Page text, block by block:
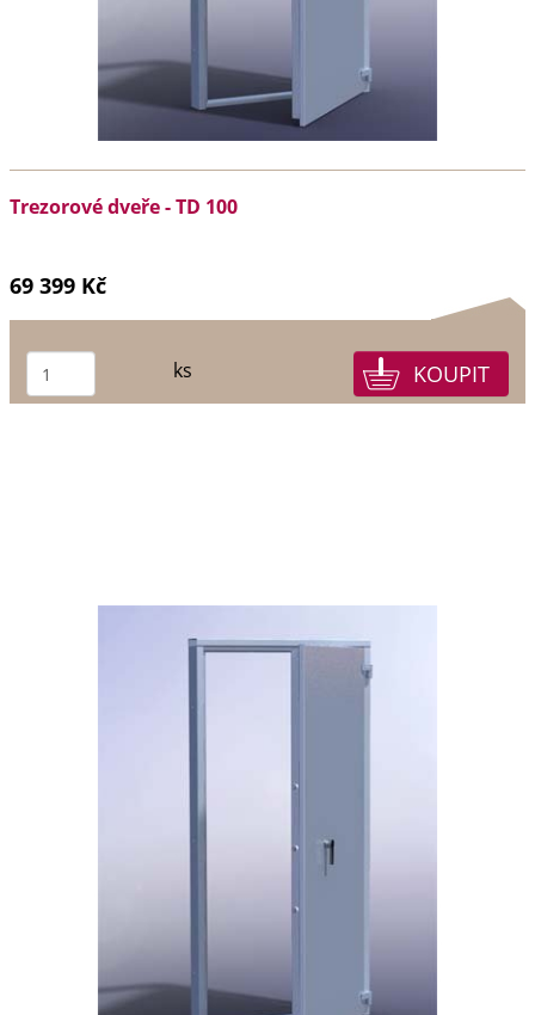
Trezorové dveře - TD 100
69 399 Kč
ks